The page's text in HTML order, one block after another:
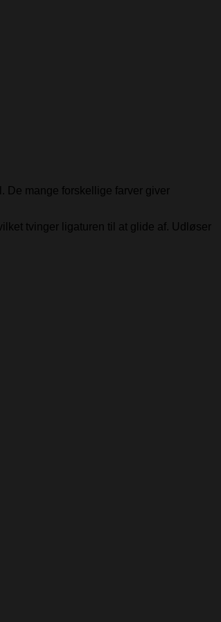
De mange forskellige farver giver
tvinger ligaturen til at glide af. Udløser